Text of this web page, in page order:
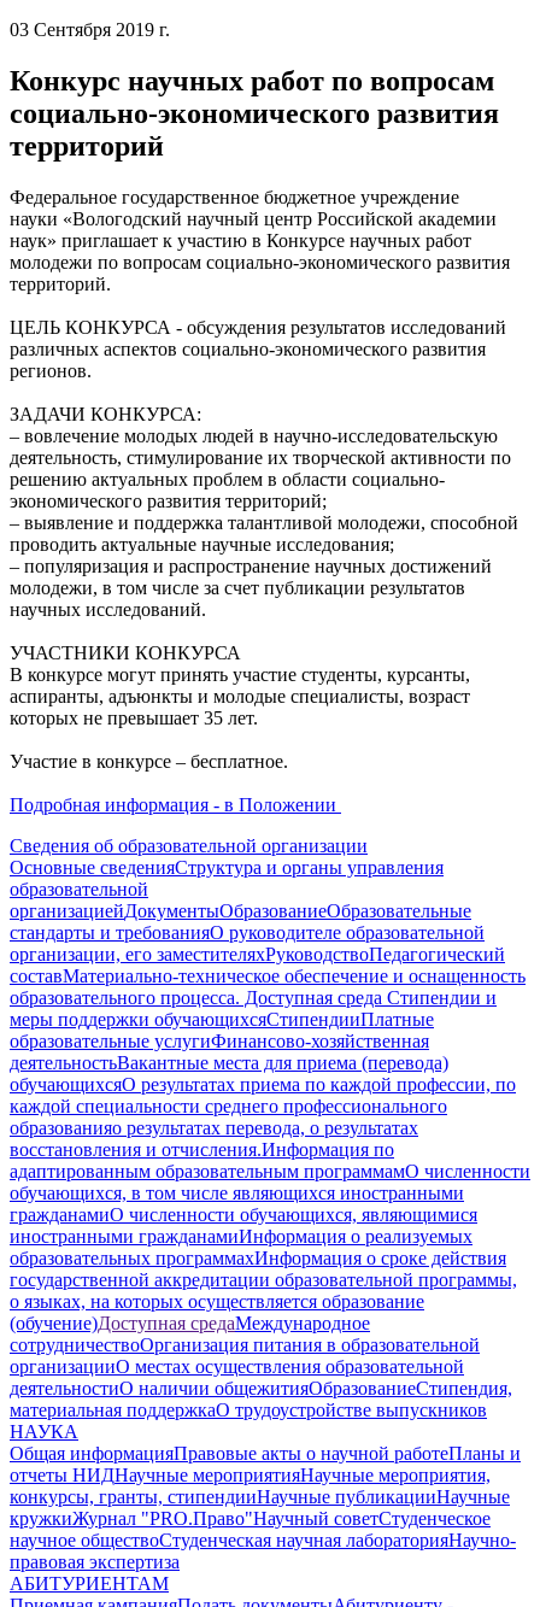
03 Сентября 2019 г.
Конкурс научных работ по вопросам
социально-экономического развития
территорий
Федеральное государственное бюджетное учреждение
науки «Вологодский научный центр Российской академии
наук» приглашает к участию в Конкурсе научных работ
молодежи по вопросам социально-экономического развития
территорий.
ЦЕЛЬ КОНКУРСА - обсуждения результатов исследований
различных аспектов социально-экономического развития
регионов.
ЗАДАЧИ КОНКУРСА:
– вовлечение молодых людей в научно-исследовательскую
деятельность, стимулирование их творческой активности по
решению актуальных проблем в области социально-
экономического развития территорий;
– выявление и поддержка талантливой молодежи, способной
проводить актуальные научные исследования;
– популяризация и распространение научных достижений
молодежи, в том числе за счет публикации результатов
научных исследований.
УЧАСТНИКИ КОНКУРСА
В конкурсе могут принять участие студенты, курсанты,
аспиранты, адъюнкты и молодые специалисты, возраст
которых не превышает 35 лет.
Участие в конкурсе – бесплатное.
Подробная информация - в Положении
Сведения об образовательной организации
Основные сведенияСтруктура и органы управления
образовательной
организациейДокументыОбразованиеОбразовательные
стандарты и требованияО руководителе образовательной
организации, его заместителяхРуководствоПедагогический
составМатериально-техническое обеспечение и оснащенность
образовательного процесса. Доступная среда Стипендии и
меры поддержки обучающихсяСтипендииПлатные
образовательные услугиФинансово-хозяйственная
деятельностьВакантные места для приема (перевода)
обучающихсяО результатах приема по каждой профессии, по
каждой специальности среднего профессионального
образованияо результатах перевода, о результатах
восстановления и отчисления.Информация по
адаптированным образовательным программамО численности
обучающихся, в том числе являющихся иностранными
гражданамиО численности обучающихся, являющимися
иностранными гражданамиИнформация о реализуемых
образовательных программахИнформация о сроке действия
государственной аккредитации образовательной программы,
о языках, на которых осуществляется образование
(обучение)Доступная средаМеждународное
сотрудничествоОрганизация питания в образовательной
организацииО местах осуществления образовательной
деятельностиО наличии общежитияОбразованиеСтипендия,
материальная поддержкаО трудоустройстве выпускников
НАУКА
Общая информацияПравовые акты о научной работеПланы и
отчеты НИДНаучные мероприятияНаучные мероприятия,
конкурсы, гранты, стипендииНаучные публикацииНаучные
кружкиЖурнал "PRO.Право"Научный советСтуденческое
научное обществоСтуденческая научная лабораторияНаучно-
правовая экспертиза
АБИТУРИЕНТАМ